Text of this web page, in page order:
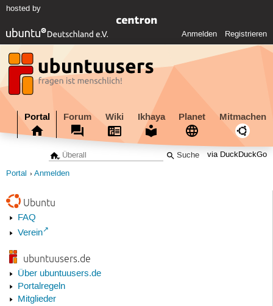
hosted by
Anmelden Registrieren
Portal Forum Wiki Ikhaya Planet Mitmachen
via DuckDuckGo
Portal Anmelden
Ubuntu
FAQ
Verein
ubuntuusers.de
Über ubuntuusers.de
Portalregeln
Mitglieder